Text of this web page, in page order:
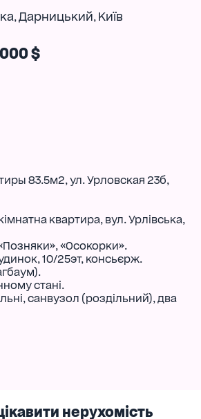
, Дарницький, Київ
000 $
83.5м2, ул. Урловская 23б,
квартира, вул. Урлівська,
«Осокорки».
10/25эт, консьєрж.
стані.
санвузол (роздільний), два
нерухомість